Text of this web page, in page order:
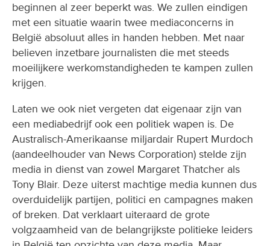
beginnen al zeer beperkt was. We zullen eindigen
met een situatie waarin twee mediaconcerns in
België absoluut alles in handen hebben. Met naar
believen inzetbare journalisten die met steeds
moeilijkere werkomstandigheden te kampen zullen
krijgen.
Laten we ook niet vergeten dat eigenaar zijn van
een mediabedrijf ook een politiek wapen is. De
Australisch-Amerikaanse miljardair Rupert Murdoch
(aandeelhouder van News Corporation) stelde zijn
media in dienst van zowel Margaret Thatcher als
Tony Blair. Deze uiterst machtige media kunnen dus
overduidelijk partijen, politici en campagnes maken
of breken. Dat verklaart uiteraard de grote
volgzaamheid van de belangrijkste politieke leiders